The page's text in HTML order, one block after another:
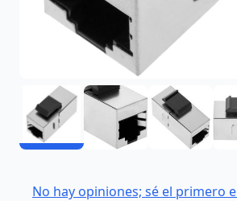
No hay opiniones; sé el primero